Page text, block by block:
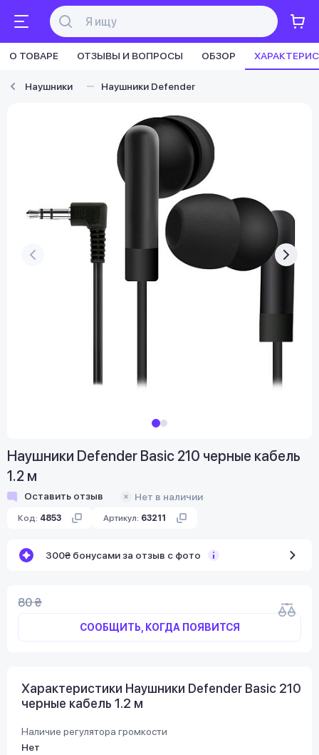
О ТОВАРЕ ОТЗЫВЫ И ВОПРОСЫ ОБЗОР
Наушники Наушники Defender
Наушники Defender Basic 210 черные кабель
1.2 м
Оставить отзыв Нет в наличии
Код: 4853 Артикул: 63211
300₴ бонусами за отзыв с фото
80 ₴
СООБЩИТЬ, КОГДА ПОЯВИТСЯ
Характеристики Наушники Defender Basic 210
черные кабель 1.2 м
Наличие регулятора громкости
Нет